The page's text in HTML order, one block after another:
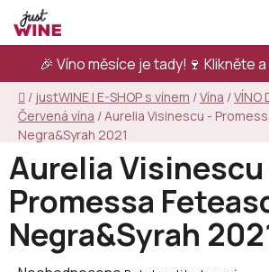
Přejít
na
obsah
🎉 Víno měsíce je tady!🍷 Klikněte
Domů
/ justWINE | E-SHOP s vínem /Vína /VÍNO
Červená vína /Aurelia Visinescu -
Negra&Syrah 2021
Aurelia Visinescu
Promessa
Negra&Syrah